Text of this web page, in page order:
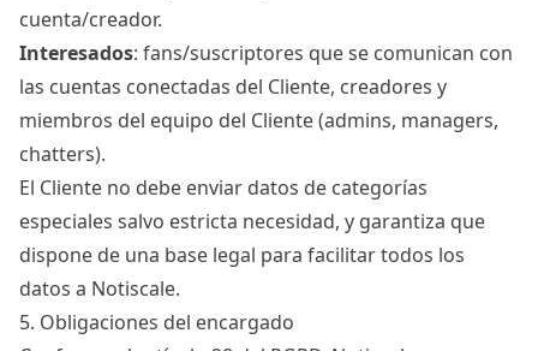
cuenta/creador.
Interesados: fans/suscriptores que se comunican con
las cuentas conectadas del Cliente, creadores y
miembros del equipo del Cliente (admins, managers,
chatters).
El Cliente no debe enviar datos de categorías
especiales salvo estricta necesidad, y garantiza que
dispone de una base legal para facilitar todos los
datos a Notiscale.
5. Obligaciones del encargado